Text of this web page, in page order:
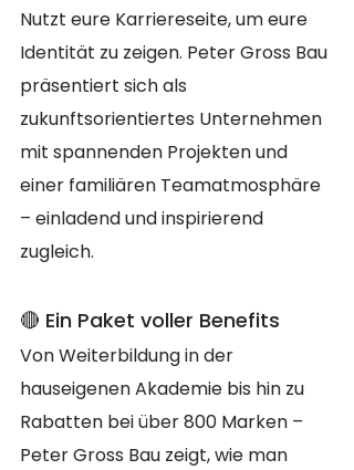
Nutzt eure Karriereseite, um eure
Identität zu zeigen. Peter Gross Bau
präsentiert sich als
zukunftsorientiertes Unternehmen
mit spannenden Projekten und
einer familiären Teamatmosphäre
– einladend und inspirierend
zugleich.
🔴 Ein Paket voller Benefits
Von Weiterbildung in der
hauseigenen Akademie bis hin zu
Rabatten bei über 800 Marken –
Peter Gross Bau zeigt, wie man